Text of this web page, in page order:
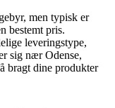
men typisk er
bestemt pris.
leveringstype,
sig nær Odense,
bragt dine produkter